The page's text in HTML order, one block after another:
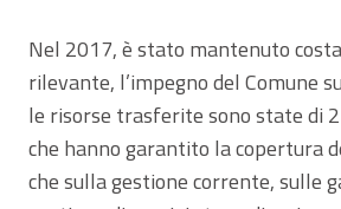
Nel 2017, è stato mantenuto
rilevante, l’impegno del Comune
le risorse trasferite sono state di
che hanno garantito la copertura
che sulla gestione corrente, sulle